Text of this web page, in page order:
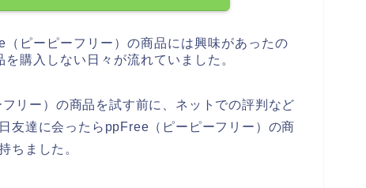
ピーピーフリー）の商品には興味があったの
購入しない日々が流れていました。
リー）の商品を試す前に、ネットでの評判など
友達に会ったらppFree（ピーピーフリー）の商
ちました。